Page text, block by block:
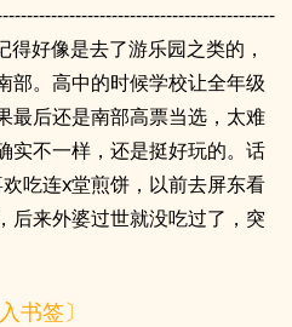
好像是去了游乐园之类的，
部。高中的时候学校让全年级
最后还是南部高票当选，太难
实不一样，还是挺好玩的。话
吃连x堂煎饼，以前去屏东看
后来外婆过世就没吃过了，突
书签〕